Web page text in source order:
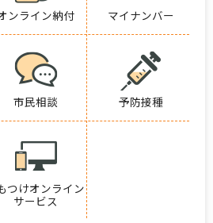
ンライン納付 マイナンバー
市民相談 予防接種
つけオンライン
サービス